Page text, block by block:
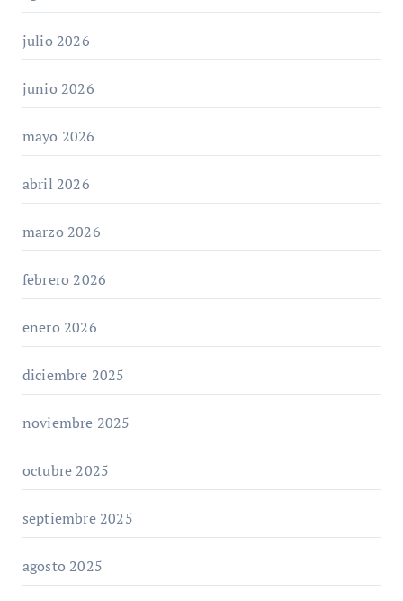
julio 2026
junio 2026
mayo 2026
abril 2026
marzo 2026
febrero 2026
enero 2026
diciembre 2025
noviembre 2025
octubre 2025
septiembre 2025
agosto 2025